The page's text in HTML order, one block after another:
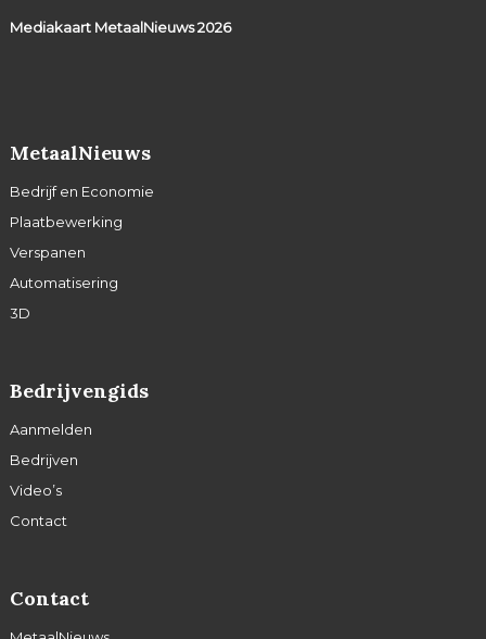
Mediakaart MetaalNieuws2026
MetaalNieuws
Bedrijf en Economie
Plaatbewerking
Verspanen
Automatisering
3D
Bedrijvengids
Aanmelden
Bedrijven
Video’s
Contact
Contact